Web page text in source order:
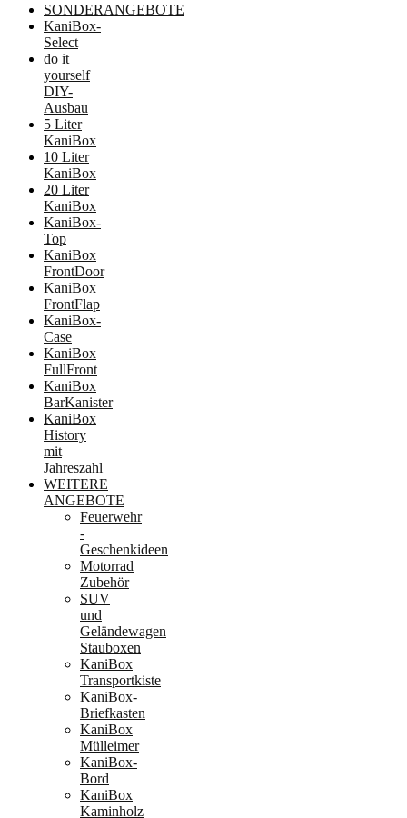
SONDERANGEBOTE
KaniBox-
Select
do it
yourself
DIY-
Ausbau
5 Liter
KaniBox
10 Liter
KaniBox
20 Liter
KaniBox
KaniBox-
Top
KaniBox
FrontDoor
KaniBox
FrontFlap
KaniBox-
Case
KaniBox
FullFront
KaniBox
BarKanister
KaniBox
History
mit
Jahreszahl
WEITERE
ANGEBOTE
Feuerwehr
-
Geschenkideen
Motorrad
Zubehör
SUV
und
Geländewagen
Stauboxen
KaniBox
Transportkiste
KaniBox-
Briefkasten
KaniBox
Mülleimer
KaniBox-
Bord
KaniBox
Kaminholz